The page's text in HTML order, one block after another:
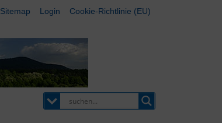
Sitemap Login Cookie-Richtlinie (EU)